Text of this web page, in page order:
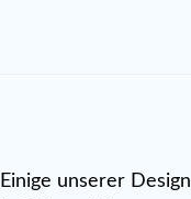
Einige unserer